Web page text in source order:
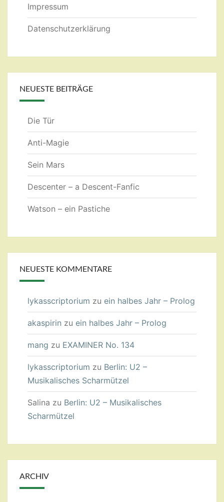
Impressum
Datenschutzerklärung
NEUESTE BEITRÄGE
Die Tür
Anti-Magie
Sein Mars
Descenter – a Descent-Fanfic
Watson – ein Pastiche
NEUESTE KOMMENTARE
lykasscriptorium zu ein halbes Jahr – Prolog
akaspirin zu ein halbes Jahr – Prolog
mang zu EXAMINER No. 134
lykasscriptorium zu Berlin: U2 –
Musikalisches Scharmützel
Salina zu Berlin: U2 – Musikalisches
Scharmützel
ARCHIV